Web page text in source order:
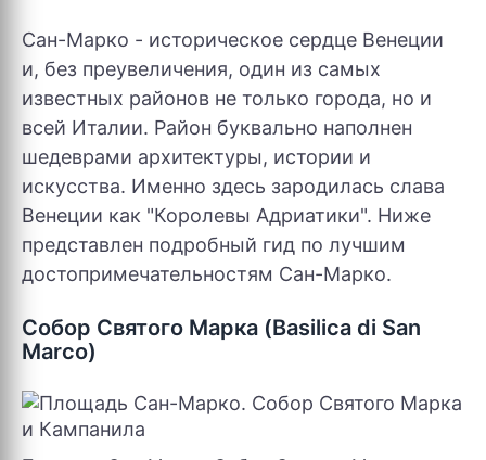
Сан-Марко - историческое сердце Венеции
и, без преувеличения, один из самых
известных районов не только города, но и
всей Италии. Район буквально наполнен
шедеврами архитектуры, истории и
искусства. Именно здесь зародилась слава
Венеции как "Королевы Адриатики". Ниже
представлен подробный гид по лучшим
достопримечательностям Сан-Марко.
Собор Святого Марка (Basilica di San
Marco)